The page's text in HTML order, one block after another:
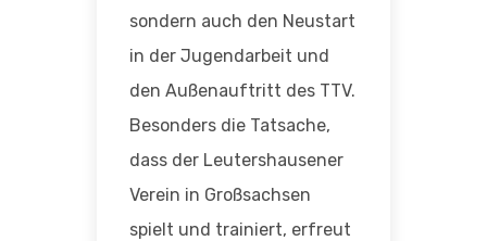
sondern auch den Neustart
in der Jugendarbeit und
den Außenauftritt des TTV.
Besonders die Tatsache,
dass der Leutershausener
Verein in Großsachsen
spielt und trainiert, erfreut